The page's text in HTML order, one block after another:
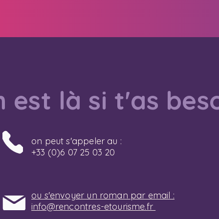
est là si t'as
on peut s'appeler au :
+33 (0)6 07 25 03 20
ou s'envoyer un roman par email :
info@rencontres-etourisme.fr